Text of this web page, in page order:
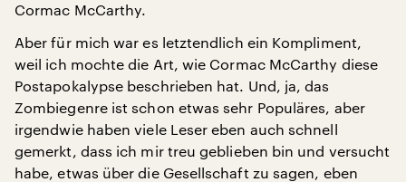
Cormac McCarthy.
Aber für mich war es letztendlich ein Kompliment,
weil ich mochte die Art, wie Cormac McCarthy diese
Postapokalypse beschrieben hat. Und, ja, das
Zombiegenre ist schon etwas sehr Populäres, aber
irgendwie haben viele Leser eben auch schnell
gemerkt, dass ich mir treu geblieben bin und versucht
habe, etwas über die Gesellschaft zu sagen, eben